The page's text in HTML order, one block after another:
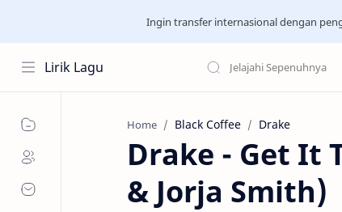
Ingin transfer internasional dengan
Lirik Lagu
Home Black Coffee Drake
Drake - Get It
& Jorja Smith)